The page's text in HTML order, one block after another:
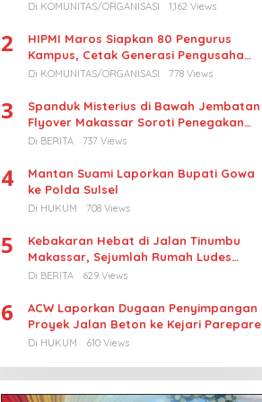
Turunkan Harga BBM Nelayan
Di KOMUNITAS/ORGANISASI 1,162 Views
2
HIPMI Maros Siapkan 80 Pengurus
Kampus, Cetak Generasi Pengusaha
Muda
Di KOMUNITAS/ORGANISASI 778 Views
3
Spanduk Misterius di Bawah Jembatan
Flyover Makassar Soroti Penegakan
Hukum Kasus Korupsi
Di BERITA 737 Views
4
Mantan Suami Laporkan Bupati Gowa
ke Polda Sulsel
Di HUKUM 708 Views
5
Kebakaran Hebat di Jalan Tinumbu
Makassar, Sejumlah Rumah Ludes
Terbakar, Penyebab Masih Diselidiki
Di BERITA 629 Views
6
ACW Laporkan Dugaan Penyimpangan
Proyek Jalan Beton ke Kejari Parepare
Di HUKUM 610 Views